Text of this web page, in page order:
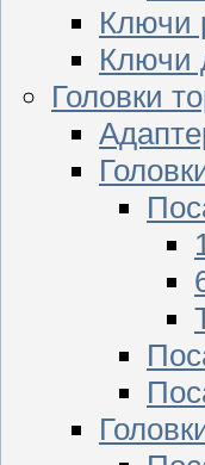
Ключи
Ключи
Головки